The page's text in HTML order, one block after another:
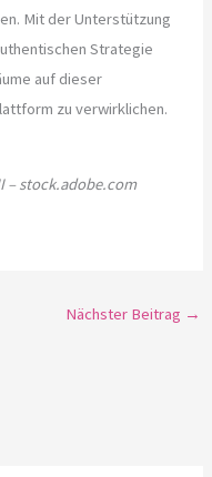
Mit der Unterstützung
Strategie
auf dieser
zu verwirklichen.
– stock.adobe.com
Nächster Beitrag →